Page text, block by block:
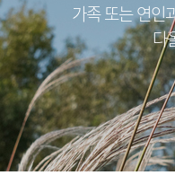
가족 또는 연인
다